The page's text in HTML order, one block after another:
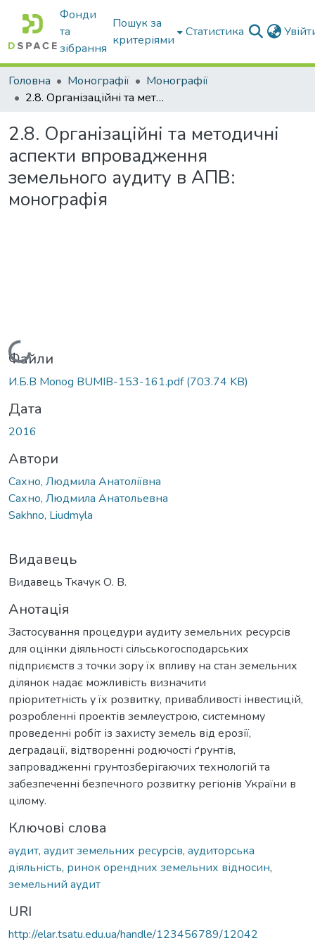
Фонди
та
зібрання
Пошук за
критеріями
Статистика
Головна Монографії
Монографії
2.8. Організаційні та методичні аспекти впровадження земельного аудиту в АПВ: монографія
2.8. Організаційні та методичні
аспекти впровадження
земельного аудиту в АПВ:
монографія
Вантажиться...
Файли
И.Б.В Мonog BUMIB-153-161.pdf(703.74 KB)
Дата
2016
Автори
Сахно, Людмила Анатоліївна
Сахно, Людмила Анатольевна
Sakhno, Liudmyla
Видавець
Видавець Ткачук О. В.
Анотація
Застосування процедури аудиту земельних ресурсів
для оцінки діяльності сільськогосподарських
підприємств з точки зору їх впливу на стан земельних
ділянок надає можливість визначити
пріоритетність у їх розвитку, привабливості інвестицій,
розробленні проектів землеустрою, системному
проведенні робіт із захисту земель від ерозії,
деградації, відтворенні родючості ґрунтів,
запровадженні грунтозберігаючих технологій та
забезпеченні безпечного розвитку регіонів України в
цілому.
Ключові слова
аудит, аудит земельних ресурсів, аудиторська
діяльність, ринок орендних земельних відносин,
земельний аудит
URI
http://elar.tsatu.edu.ua/handle/123456789/12042